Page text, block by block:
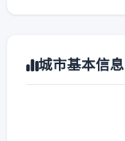
城市基本信息